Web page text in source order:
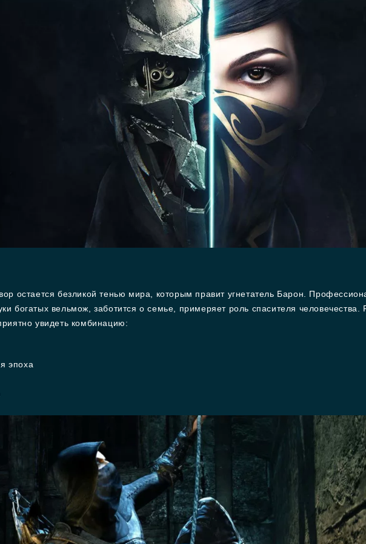
остается безликой тенью мира, которым правит угнетатель Барон.
богатых вельмож, заботится о семье, примеряет роль спасителя человечества.
увидеть комбинацию:
эпоха